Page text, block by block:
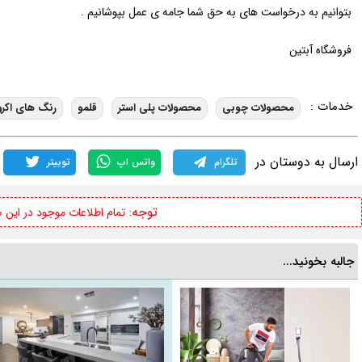
بتوانیم به درخواست های به حق شما جامه ی عمل بپوشانیم .
فروشگاه آبتین
خدمات : محصولات چوبی محصولات پلی استر قلمو رنگ های
ارسال به دوستان در تلگرام واتس اپ توییتر
توجه:تمام اطلاعات موجود در
جالبه بخونید...